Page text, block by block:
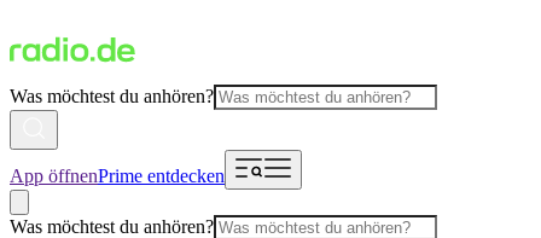
Was möchtest du anhören?
App öffnenPrime entdecken
Was möchtest du anhören?